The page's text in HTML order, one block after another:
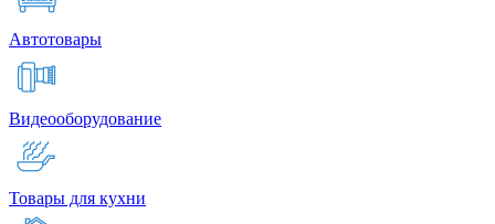
Автотовары
Видеооборудование
Товары для кухни